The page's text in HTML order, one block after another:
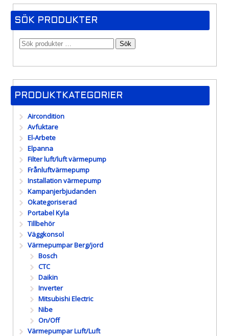
SÖK PRODUKTER
Sök
PRODUKTKATEGORIER
Aircondition
Avfuktare
El-Arbete
Elpanna
Filter luft/luft värmepump
Frånluftvärmepump
Installation värmepump
Kampanjerbjudanden
Okategoriserad
Portabel Kyla
Tillbehör
Väggkonsol
Värmepumpar Berg/jord
Bosch
CTC
Daikin
Inverter
Mitsubishi Electric
Nibe
On/Off
Värmepumpar Luft/Luft